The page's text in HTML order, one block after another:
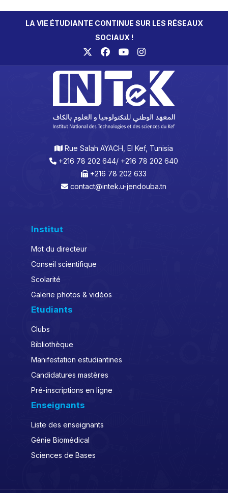
LA VIE ÉTUDIANTE CONTINUE SUR LES RÉSEAUX
SOCIAUX !
Rue Salah AYACH, El Kef, Tunisia
+216 78 202 644/ +216 78 202 640
+216 78 202 633
contact@intek.u-jendouba.tn
Institut
Mot du directeur
Conseil scientifique
Scolarité
Galerie photos & vidéos
Etudiants
Clubs
Bibliothèque
Manifestation estudiantines
Candidatures mastères
Pré-inscriptions en ligne
Enseignants
Liste des enseignants
Génie Biomédical
Sciences de Bases